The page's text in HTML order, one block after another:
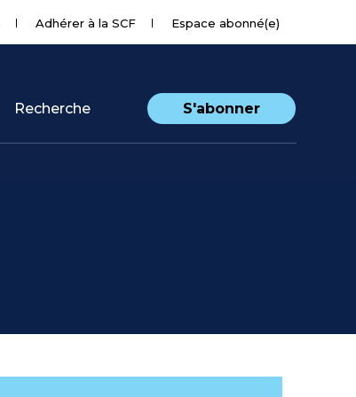
Adhérer à la SCF Espace abonné(e)
Recherche S'abonner